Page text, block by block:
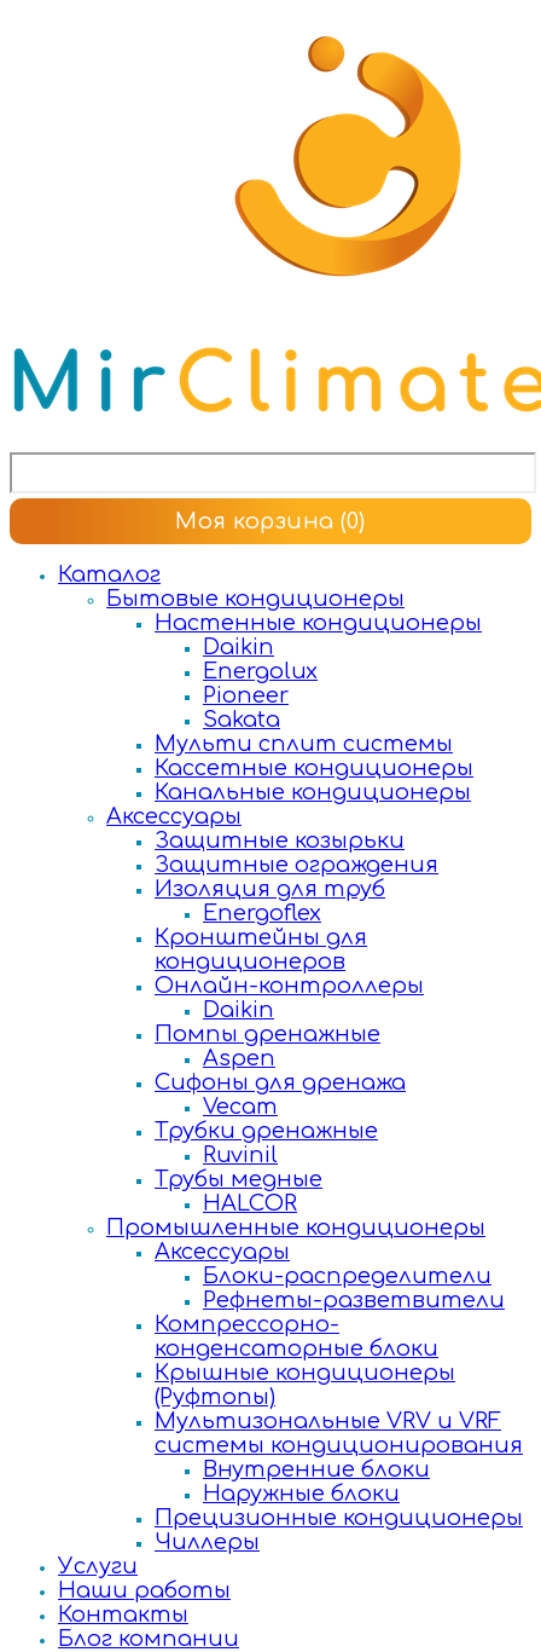
Моя корзина (0)
Каталог
Бытовые кондиционеры
Настенные кондиционеры
Daikin
Energolux
Pioneer
Sakata
Мульти сплит системы
Кассетные кондиционеры
Канальные кондиционеры
Аксессуары
Защитные козырьки
Защитные ограждения
Изоляция для труб
Energoflex
Кронштейны для
кондиционеров
Онлайн-контроллеры
Daikin
Помпы дренажные
Aspen
Сифоны для дренажа
Vecam
Трубки дренажные
Ruvinil
Трубы медные
HALCOR
Промышленные кондиционеры
Аксессуары
Блоки-распределители
Рефнеты-разветвители
Компрессорно-
конденсаторные блоки
Крышные кондиционеры
(Руфтопы)
Мультизональные VRV и VRF
системы кондиционирования
Внутренние блоки
Наружные блоки
Прецизионные кондиционеры
Чиллеры
Услуги
Наши работы
Контакты
Блог компании